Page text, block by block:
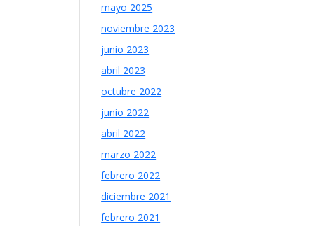
mayo 2025
noviembre 2023
junio 2023
abril 2023
octubre 2022
junio 2022
abril 2022
marzo 2022
febrero 2022
diciembre 2021
febrero 2021